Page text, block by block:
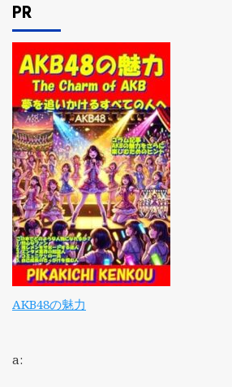
PR
AKB48の魅力
a: